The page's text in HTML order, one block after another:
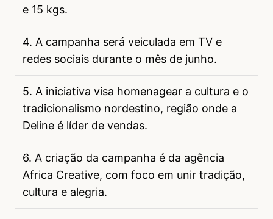
e 15 kgs.
4. A campanha será veiculada em TV e
redes sociais durante o mês de junho.
5. A iniciativa visa homenagear a cultura e o
tradicionalismo nordestino, região onde a
Deline é líder de vendas.
6. A criação da campanha é da agência
Africa Creative, com foco em unir tradição,
cultura e alegria.